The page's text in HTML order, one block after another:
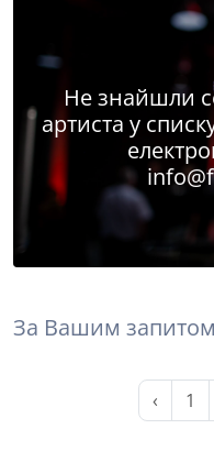
Не знайшли
артиста у
За Вашим
‹ 1